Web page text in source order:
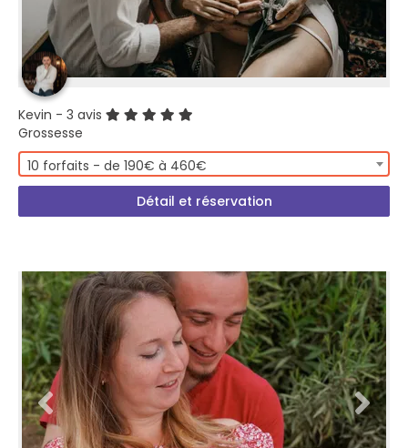
Kevin - 3 avis
Grossesse
10 forfaits - de 190€ à 460€
Détail et réservation